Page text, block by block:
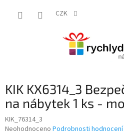
CZK
KIK KX6314_3
na nábytek 1 ks -
KIK_76314_3
Průměrné
Neohodnoceno Podrobnosti hodnocení